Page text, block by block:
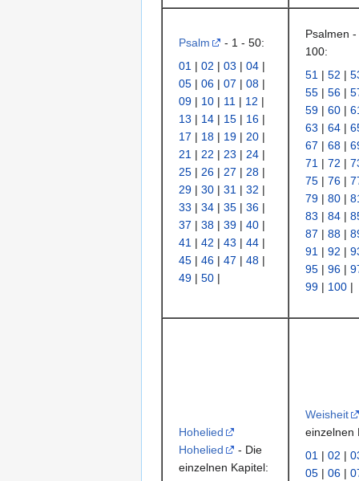
Psalm
- 1 - 50:
01 | 02 | 03 | 04 |
05 | 06 | 07 | 08 |
09 | 10 | 11 | 12 |
13 | 14 | 15 | 16 |
17 | 18 | 19 | 20 |
21 | 22 | 23 | 24 |
25 | 26 | 27 | 28 |
29 | 30 | 31 | 32 |
33 | 34 | 35 | 36 |
37 | 38 | 39 | 40 |
41 | 42 | 43 | 44 |
45 | 46 | 47 | 48 |
49 | 50 |
Psalmen
100:
51 | 52 |
55 | 56 |
59 | 60 |
63 | 64 |
67 | 68 |
71 | 72 |
75 | 76 |
79 | 80 |
83 | 84 |
87 | 88 |
91 | 92 |
95 | 96 |
99 | 100 |
Hohelied
Hohelied
- Die
einzelnen Kapitel:
Weisheit
einzelnen
01 | 02 |
05 | 06 |